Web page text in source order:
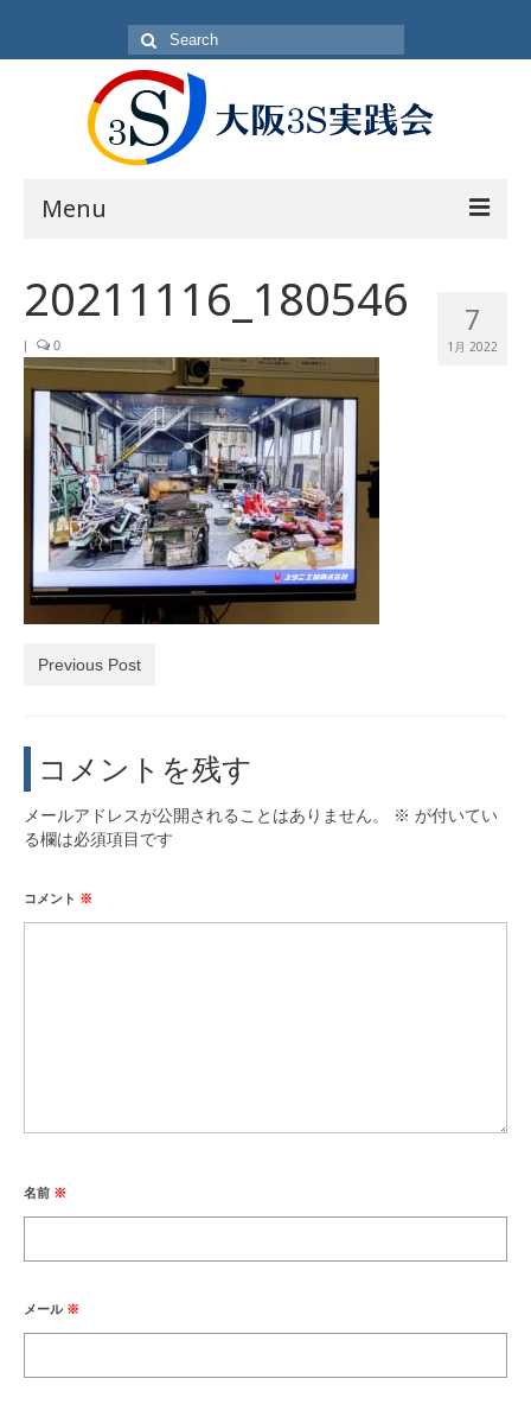
Search
for:
Menu
方針・概要
活動内容
活動日
入会方法
会員一覧
活動実績
お問い合わせ・入会
7
1月 2022
20211116_180546
| 0
Previous Post
コメントを残す
メールアドレスが公開されることはありません。 ※ が付いてい
る欄は必須項目です
コメント ※
名前 ※
メール ※